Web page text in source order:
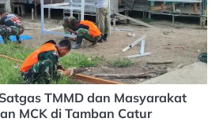
TMMD dan Masyarakat
MCK di Tamban Catur